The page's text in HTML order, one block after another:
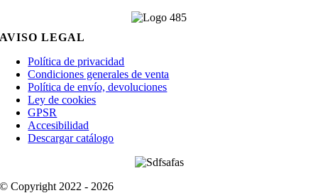
AVISO LEGAL
Política de privacidad
Condiciones generales de venta
Política de envío, devoluciones
Ley de cookies
GPSR
Accesibilidad
Descargar catálogo
© Copyright 2022 - 2026